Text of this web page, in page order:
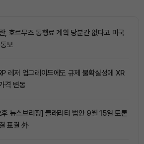
, 호르무즈 통행료 계획 당분간 없다고 미국
보
레저 업그레이드에도 규제 불확실성에 XR
격 변동
후 뉴스브리핑] 클래리티 법안 9월 15일 토론
표결 外